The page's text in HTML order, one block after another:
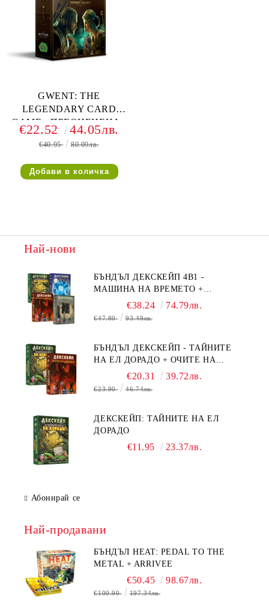
GWENT: THE
LEGENDARY CARD
GAME - ПРЕОЦЕНЕНА -
ТЕЖКА ПОВРЕДА НА
КУТИЯТА
€22.52 44.05лв.
€40.95 80.09лв.
Най-нови
БЪНДЪЛ ДЕКСКЕЙП 4В1 -
МАШИНА НА ВРЕМЕТО +
БЯГСТВО ОТ АЛКАТРАЗ +
ТАЙНИТЕ НА ЕЛ ДОРАДО +
€38.24 74.79лв.
€47.80 93.49лв.
БЪНДЪЛ ДЕКСКЕЙП - ТАЙНИТЕ
НА ЕЛ ДОРАДО + ОЧИТЕ НА
ДРАКОНА€20.31 39.72лв.
€23.90 46.74лв.
ДЕКСКЕЙП: ТАЙНИТЕ НА ЕЛ
ДОРАДО
€11.95 23.37лв.
Абонирай се
Най-продавани
БЪНДЪЛ HEAT: PEDAL TO THE
METAL + ARRIVEE
€50.45 98.67лв.
€100.90 197.34лв.